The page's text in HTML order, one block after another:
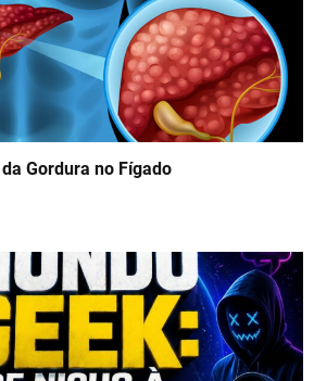
Gordura no Fígado